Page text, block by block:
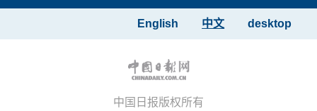
desktop
中文
English
中国日报版权所有